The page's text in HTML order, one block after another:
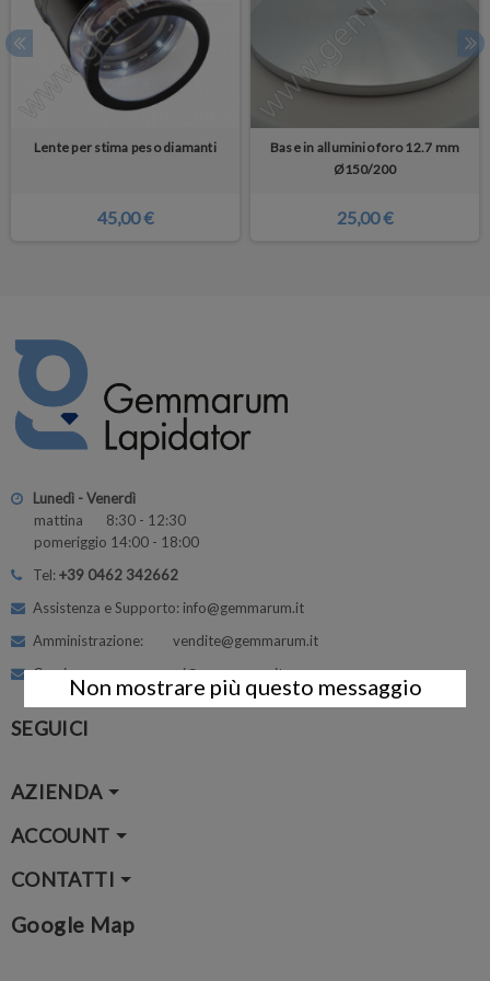
Lente per stima peso diamanti
45,00 €
Base in alluminio foro 12.7 mm
Ø150/200
25,00 €
Lunedì - Venerdì
mattina 8:30 - 12:30
pomeriggio 14:00 - 18:00
Tel:+39 0462 342662
Assistenza e Supporto: info@gemmarum.it
Amministrazione: vendite@gemmarum.it
Corsi: corsi@gemmarum.it
SEGUICI
AZIENDA
ACCOUNT
CONTATTI
Google Map
Non mostrare più questo messaggio